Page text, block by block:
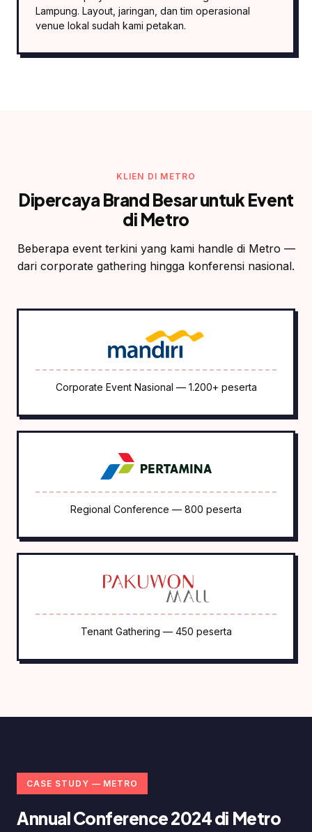
Lampung. Layout, jaringan, dan tim operasional
venue lokal sudah kami petakan.
KLIEN DI METRO
Dipercaya Brand Besar untuk Event
di Metro
Beberapa event terkini yang kami handle di Metro —
dari corporate gathering hingga konferensi nasional.
Corporate Event Nasional — 1.200+ peserta
Regional Conference — 800 peserta
Tenant Gathering — 450 peserta
CASE STUDY — METRO
Annual Conference 2024 di Metro